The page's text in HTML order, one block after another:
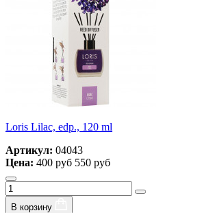
Loris Lilac, edp., 120 ml
Артикул: 04043
Цена: 400 руб 550 руб
В корзину